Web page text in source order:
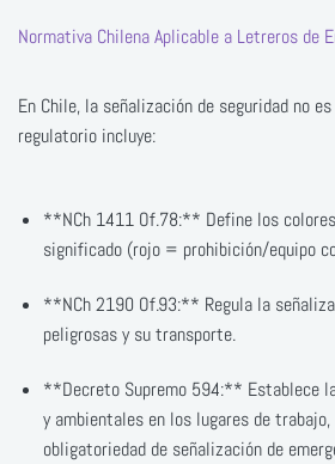
Normativa Chilena Aplicable a Letreros de
En Chile, la señalización de seguridad no
regulatorio incluye:
**NCh 1411 Of.78:** Define los
significado (rojo = prohibición/equipo
**NCh 2190 Of.93:** Regula la
peligrosas y su transporte.
**Decreto Supremo 594:** Establece
y ambientales en los lugares de
obligatoriedad de señalización de